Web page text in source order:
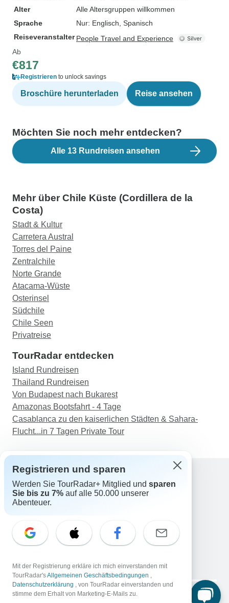
Alter
Alle Altersgruppen willkommen
Sprache
Nur: Englisch, Spanisch
Reiseveranstalter People Travel and Experience
Ab
€817
Registrieren to unlock savings
Broschüre herunterladen Reise ansehen
Möchten Sie noch mehr entdecken?
Alle 13 Rundreisen ansehen
Mehr über Chile Küste (Cordillera de la
Costa)
Stadt & Kultur
Carretera Austral
Torres del Paine
Zentralchile
Norte Grande
Atacama-Wüste
Osterinsel
Südchile
Chile Seen
Privatreise
TourRadar entdecken
Island Rundreisen
Thailand Rundreisen
Von Budapest nach Bukarest
Amazonas Bootsfahrt - 4 Tage
Casablanca zu den kaiserlichen Städten & Sahara-
Flucht...in 7 Tagen Private Tour
Support
Kontakt
Schweiz +41 225 183 195
E-Mail: support@tourradar.com
EN DE ES FR NL
Copyright © TourRadar. Alle Rechte vorbehalten.
Registrieren und sparen
Werden Sie TourRadar+ Mitglied und sparen
Sie bis zu 7% auf alle 50.000 unserer
Abenteuer.
Mit der Registrierung erkläre ich mich einverstanden mit
TourRadar'sAllgemeinen Geschäftsbedingungen ,
Datenschutzerklärung , von TourRadar einverstanden und
stimme dem Erhalt von Marketing-E-Mails zu.